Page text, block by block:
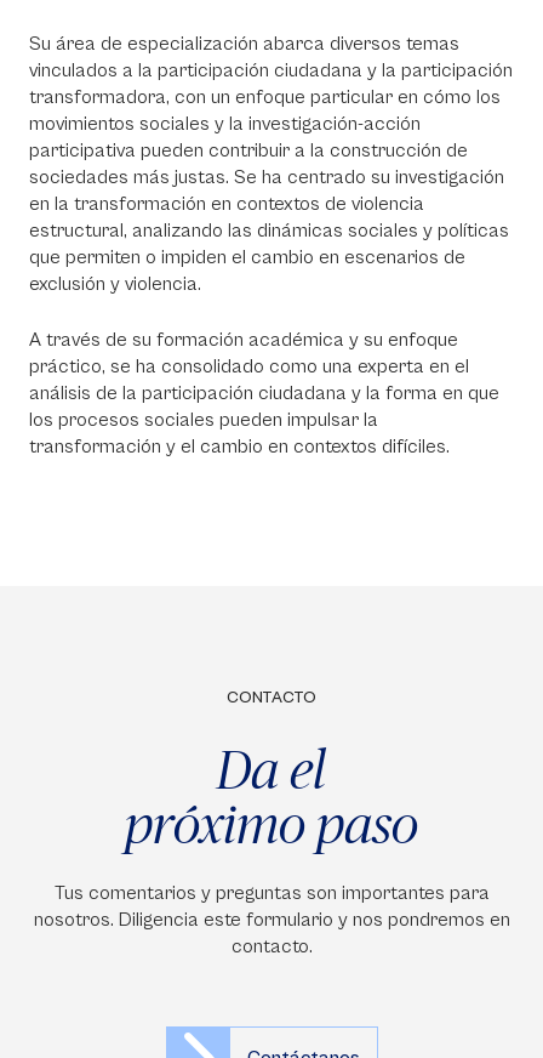
Su área de especialización abarca diversos temas
vinculados a la participación ciudadana y la participación
transformadora, con un enfoque particular en cómo los
movimientos sociales y la investigación-acción
participativa pueden contribuir a la construcción de
sociedades más justas. Se ha centrado su investigación
en la transformación en contextos de violencia
estructural, analizando las dinámicas sociales y políticas
que permiten o impiden el cambio en escenarios de
exclusión y violencia.
A través de su formación académica y su enfoque
práctico, se ha consolidado como una experta en el
análisis de la participación ciudadana y la forma en que
los procesos sociales pueden impulsar la
transformación y el cambio en contextos difíciles.
CONTACTO
Da el
próximo paso
Tus comentarios y preguntas son importantes para
nosotros. Diligencia este formulario y nos pondremos en
contacto.